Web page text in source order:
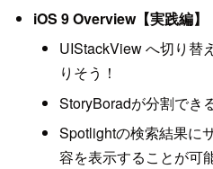
iOS 9 Overview【実践編
UIStackView へ切り替
りそう！
StoryBoradが分割でき
Spotlightの検索結果に
容を表示することが可